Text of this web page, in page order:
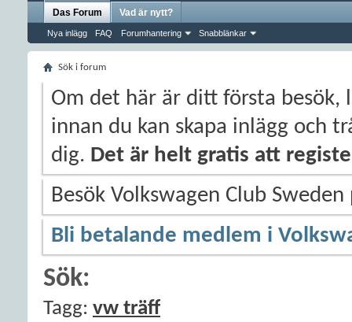
Das Forum
Nya inlägg FAQ Forumhantering Snabblänkar
Vad är nytt?
Sök i forum
Om det här är ditt första besök,
innan du kan skapa inlägg och
dig. Det är helt gratis att
Besök Volkswagen Club
Bli betalande medlem i
Sök:
Tagg: vw träff